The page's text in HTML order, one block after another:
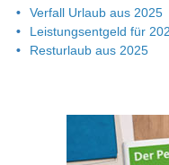
Verfall Urlaub aus 2025
Leistungsentgeld für
Resturlaub aus 2025